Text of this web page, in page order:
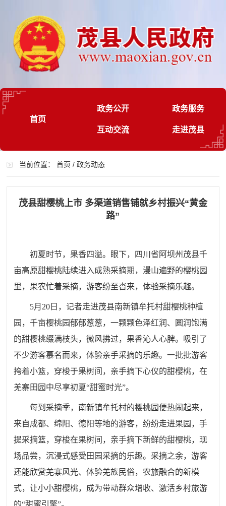
首页
政务公开 政务服务
互动交流 走进茂县
当前位置：首页 /政务动态
茂县甜樱桃上市 多渠道销售铺就乡村振兴“黄金
路”
初夏时节，果香四溢。眼下，四川省阿坝州茂县千
亩高原甜樱桃陆续进入成熟采摘期，漫山遍野的樱桃园
里，果农忙着采摘，游客纷至沓来，体验采摘乐趣。
5月20日，记者走进茂县南新镇牟托村甜樱桃种植
园，千亩樱桃园郁郁葱葱，一颗颗色泽红润、圆润饱满
的甜樱桃缀满枝头，微风拂过，果香沁人心脾。吸引了
不少游客慕名而来，体验亲手采摘的乐趣。一批批游客
挎着小篮，穿梭于果树间，亲手摘下心仪的甜樱桃，在
羌寨田园中尽享初夏“甜蜜时光”。
每到采摘季，南新镇牟托村的樱桃园便热闹起来，
来自成都、绵阳、德阳等地的游客，纷纷走进果园，手
提采摘篮，穿梭在果树间，亲手摘下新鲜的甜樱桃，现
场品尝，沉浸式感受田园采摘的乐趣。采摘之余，游客
还能欣赏羌寨风光、体验羌族民俗，农旅融合的新模
式，让小小甜樱桃，成为带动群众增收、激活乡村旅游
的“甜蜜引擎”。